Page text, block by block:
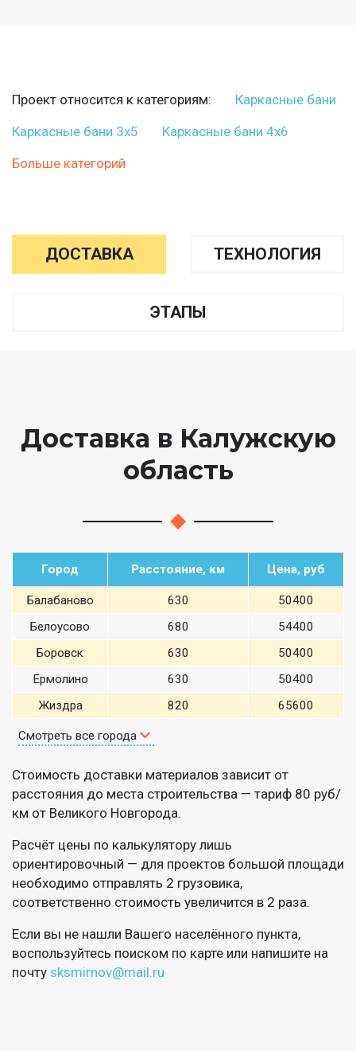
Проект относится к категориям:
Каркасные бани
Каркасные бани 3х5
Каркасные бани 4х6
Больше категорий
ДОСТАВКА ТЕХНОЛОГИЯ
ЭТАПЫ
Доставка в Калужскую
область
Город Расстояние, км Цена, руб
Балабаново 630
50400
Белоусово
680
54400
Боровск
630
50400
Ермолино
630
50400
Жиздра
820 65600
Смотреть все города
Стоимость доставки материалов зависит от
расстояния до места строительства — тариф 80 руб/
км от Великого Новгорода.
Расчёт цены по калькулятору лишь
ориентировочный — для проектов большой площади
необходимо отправлять 2 грузовика,
соответственно стоимость увеличится в 2 раза.
Если вы не нашли Вашего населённого пункта,
воспользуйтесь поиском по карте или напишите на
почту sksmirnov@mail.ru